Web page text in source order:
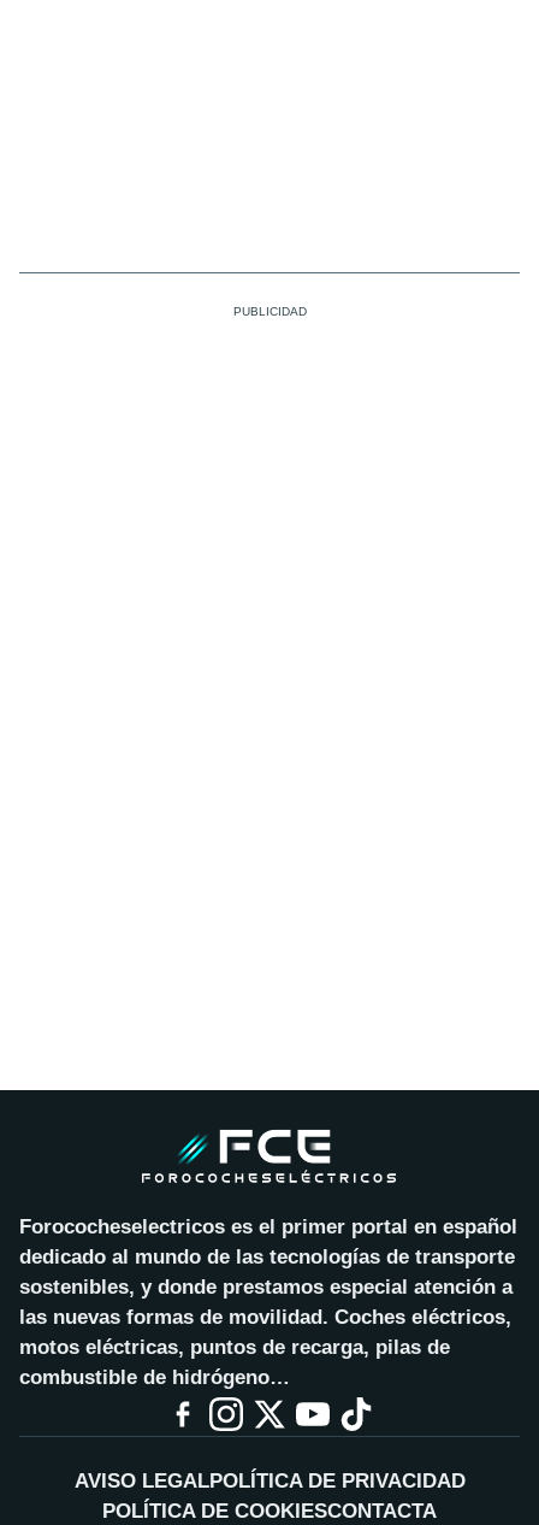
Forococheselectricos es el primer portal en español
dedicado al mundo de las tecnologías de transporte
sostenibles, y donde prestamos especial atención a
las nuevas formas de movilidad. Coches eléctricos,
motos eléctricas, puntos de recarga, pilas de
combustible de hidrógeno…
AVISO LEGALPOLÍTICA DE PRIVACIDAD
POLÍTICA DE COOKIESCONTACTA